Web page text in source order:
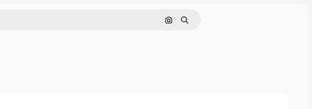
画像で検索
検索